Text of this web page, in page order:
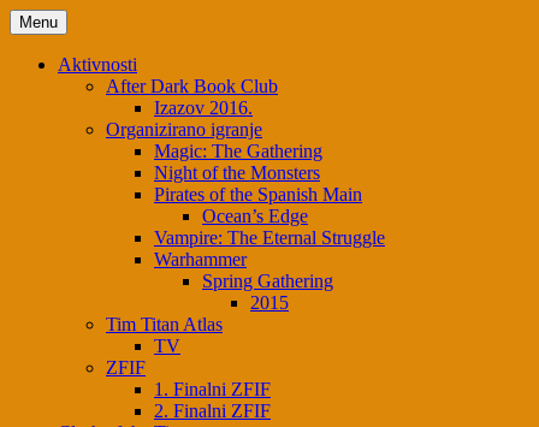
Skip
to
content
Menu
Aktivnosti
After Dark Book Club
Izazov 2016.
Organizirano igranje
Magic: The Gathering
Night of the Monsters
Pirates of the Spanish Main
Ocean’s Edge
Vampire: The Eternal Struggle
Warhammer
Spring Gathering
2015
Tim Titan Atlas
TV
ZFIF
1. Finalni ZFIF
2. Finalni ZFIF